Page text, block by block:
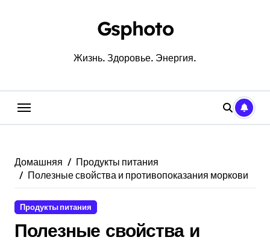
Gsphoto
Жизнь. Здоровье. Энергия.
Домашняя
Продукты питания
Полезные свойства и противопоказания моркови
Продукты питания
Полезные свойства и